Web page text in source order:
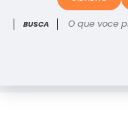
O que voce procura?